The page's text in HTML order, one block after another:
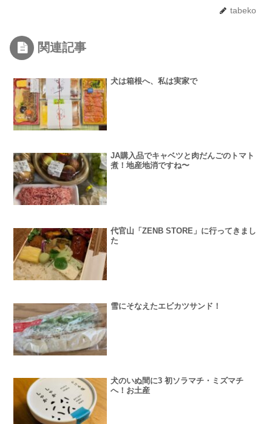
tabeko
関連記事
犬は箱根へ、私は実家で
JA購入品でキャベツと肉だんごのトマト
煮！地産地消ですね〜
代官山「ZENB STORE」に行ってきまし
た
雪にそなえたエビカツサンド！
犬のいぬ間に3 初ソラマチ・ミズマチ
へ！お土産